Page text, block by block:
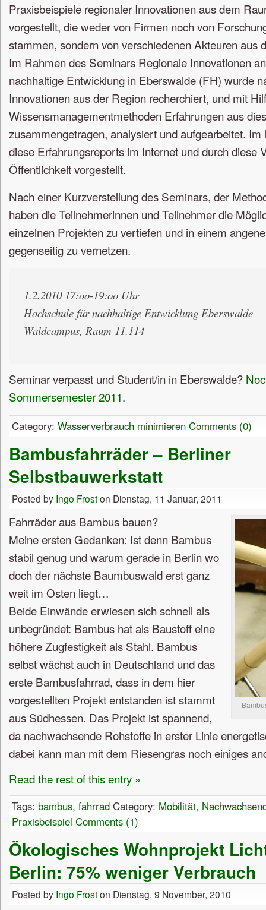
Praxisbeispiele regionaler Innovationen aus dem
vorgestellt, die weder von Firmen noch von
stammen, sondern von verschiedenen Akteuren aus
Im Rahmen des Seminars Regionale Innovationen
nachhaltige Entwicklung in Eberswalde (FH) wurde
Innovationen aus der Region recherchiert, und mit
Wissensmanagementmethoden Erfahrungen aus
zusammengetragen, analysiert und aufgearbeitet.
diese Erfahrungsreports im Internet und durch diese
Öffentlichkeit vorgestellt.
Nach einer Kurzverstellung des Seminars, der
haben die Teilnehmerinnen und Teilnehmer die
einzelnen Projekten zu vertiefen und in einem
gegenseitig zu vernetzen.
1.2.2010 17:oo-19:oo Uhr
Hochschule für nachhaltige Entwicklung Eberswalde
Waldcampus, Raum 11.114
Seminar verpasst und Student/in in Eberswalde?
Sommersemester 2011.
Category: Wasserverbrauch minimieren Comments (0)
Bambusfahrräder – Berliner
Selbstbauwerkstatt
Posted by Ingo Froston Dienstag, 11 Januar, 2011
Fahrräder aus Bambus bauen?
Meine ersten Gedanken: Ist denn Bambus
stabil genug und warum gerade in Berlin wo
doch der nächste Baumbuswald erst ganz
weit im Osten liegt…
Beide Einwände erwiesen sich schnell als
unbegründet: Bambus hat als Baustoff eine
höhere Zugfestigkeit als Stahl. Bambus
selbst wächst auch in Deutschland und das
erste Bambusfahrrad, dass in dem hier
vorgestellten Projekt entstanden ist stammt
aus Südhessen. Das Projekt ist spannend,
da nachwachsende Rohstoffe in erster Linie
dabei kann man mit dem Riesengras noch einiges
Read the rest of this entry »
Tags: bambus, fahrrad Category: Mobilität,
Praxisbeispiel Comments (1)
Ökologisches Wohnprojekt
Berlin: 75% weniger Verbrauch
Posted by Ingo Froston Dienstag, 9 November, 2010